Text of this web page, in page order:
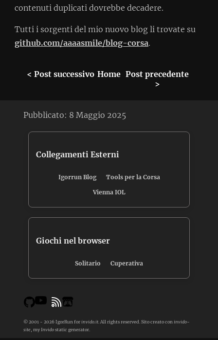
contenuti duplicati dovrebbe decadere.
Tutti i sorgenti del mio nuovo blog li trovate su
github.com/aaaasmile/blog-corsa.
< Post successivo Home Post precedente
>
Pubblicato: 8 Maggio 2025
Collegamenti Esterni
Igorrun Blog Tools per la Corsa
Vienna IOL
Giochi nel browser
Solitario Cuperativa
© 2001 - 2026 IgorRun for invido.it . All rights reserved. Sito creato con invido-
site , my Invidostatic generator.